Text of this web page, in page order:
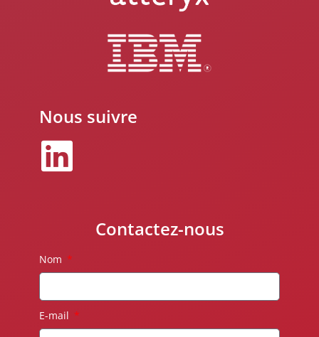
Nous suivre
Contactez-nous
Nom
E-mail